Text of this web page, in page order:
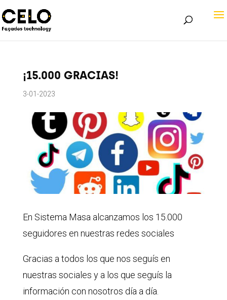
¡15.000 GRACIAS!
3-01-2023
En Sistema Masa alcanzamos los 15.000
seguidores en nuestras redes sociales
Gracias a todos los que nos seguís en
nuestras sociales y a los que seguís la
información con nosotros día a día.